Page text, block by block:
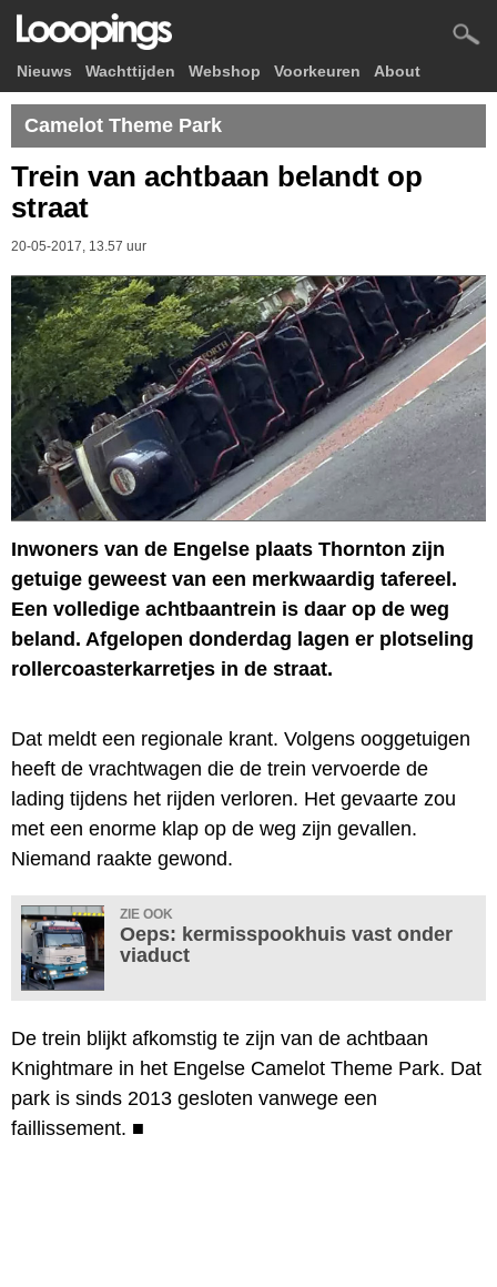
Nieuws Wachttijden Webshop Voorkeuren About
Camelot Theme Park
Trein van achtbaan belandt op
straat
20-05-2017, 13.57 uur
Inwoners van de Engelse plaats Thornton zijn
getuige geweest van een merkwaardig tafereel.
Een volledige achtbaantrein is daar op de weg
beland. Afgelopen donderdag lagen er plotseling
rollercoasterkarretjes in de straat.
Dat meldt een regionale krant. Volgens ooggetuigen
heeft de vrachtwagen die de trein vervoerde de
lading tijdens het rijden verloren. Het gevaarte zou
met een enorme klap op de weg zijn gevallen.
Niemand raakte gewond.
ZIE OOK
Oeps: kermisspookhuis vast onder
viaduct
De trein blijkt afkomstig te zijn van de achtbaan
Knightmare in het Engelse Camelot Theme Park. Dat
park is sinds 2013 gesloten vanwege een
faillissement. ■